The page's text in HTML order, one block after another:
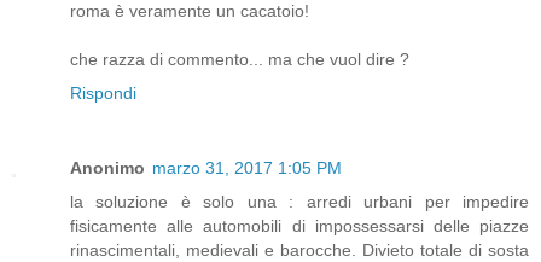
roma è veramente un cacatoio!
che razza di commento... ma che vuol dire ?
Rispondi
Anonimo marzo 31, 2017 1:05 PM
la soluzione è solo una : arredi urbani per impedire
fisicamente alle automobili di impossessarsi delle piazze
rinascimentali, medievali e barocche. Divieto totale di sosta